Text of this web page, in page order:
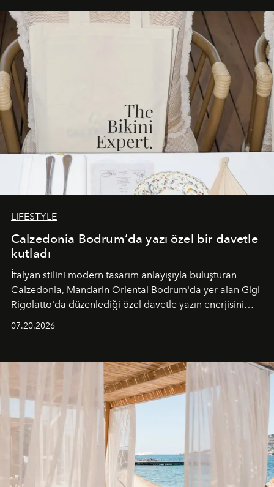
buluşturarak markanın Cavo Tagoo’daki varlığını
sürükleyici ve mevsime özel bir deneyime dönüştürüyor.
LIFESTYLE
Calzedonia Bodrum’da yazı özel bir davetle
kutladı
İtalyan stilini modern tasarım anlayışıyla buluşturan
Calzedonia, Mandarin Oriental Bodrum'da yer alan Gigi
Rigolatto'da düzenlediği özel davetle yazın enerjisini
07.20.2026